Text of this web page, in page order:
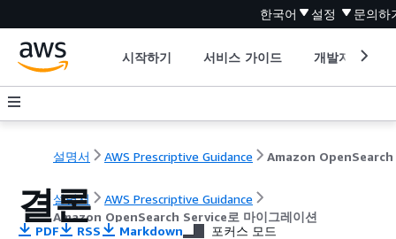
한국어 설정 문의하
시작하기 서비스 가이드 개발자 도구
설명서 AWS Prescriptive Guidance
설명서
AWS Prescriptive Guidance
Amazon OpenSearch Service로 마이그레이션
결론
PDF RSS Markdown 포커스 모드